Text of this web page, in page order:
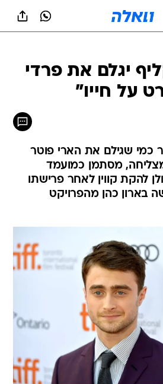
יגלם את פרדי
על חייו"
כמי שגילם את הארי פוטר
מסתמן כמועמד
להקת קווין לאחר פרישתו
בארון כהן מהפרויקט